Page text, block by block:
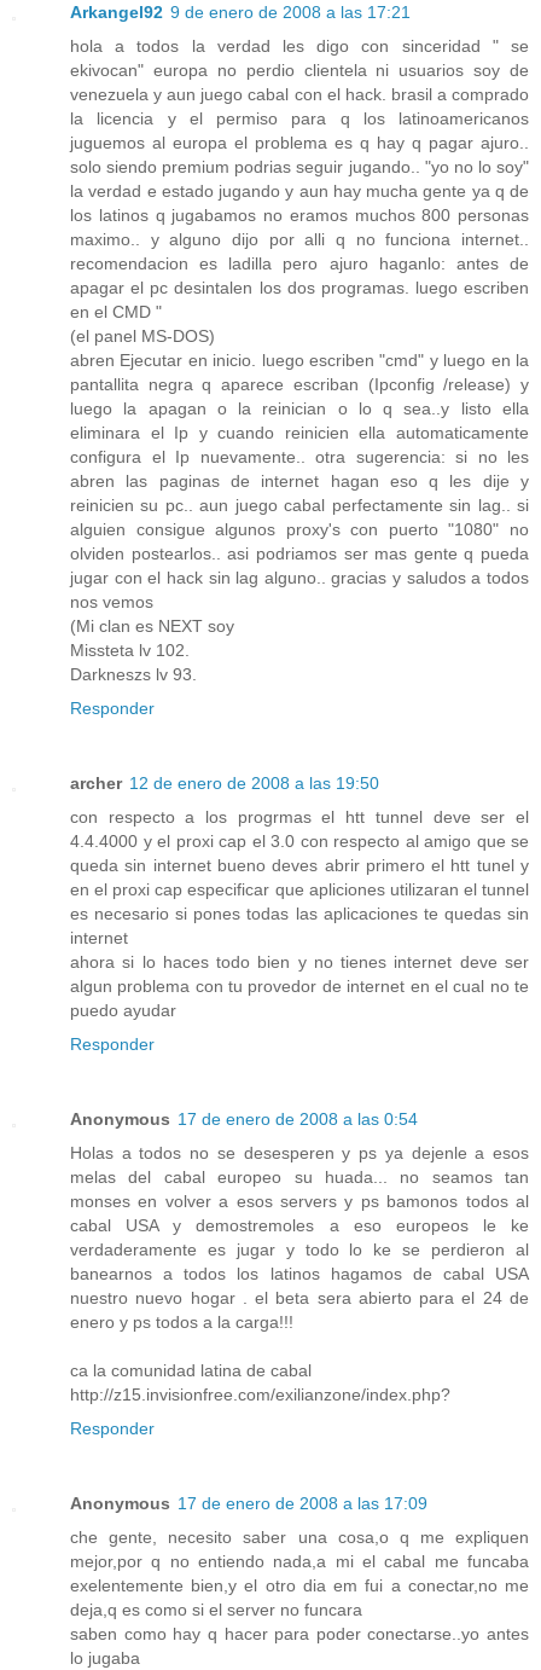
Arkangel92 9 de enero de 2008 a las 17:21
hola a todos la verdad les digo con sinceridad " se
ekivocan" europa no perdio clientela ni usuarios soy de
venezuela y aun juego cabal con el hack. brasil a comprado
la licencia y el permiso para q los latinoamericanos
juguemos al europa el problema es q hay q pagar ajuro..
solo siendo premium podrias seguir jugando.. "yo no lo soy"
la verdad e estado jugando y aun hay mucha gente ya q de
los latinos q jugabamos no eramos muchos 800 personas
maximo.. y alguno dijo por alli q no funciona internet..
recomendacion es ladilla pero ajuro haganlo: antes de
apagar el pc desintalen los dos programas. luego escriben
en el CMD "
(el panel MS-DOS)
abren Ejecutar en inicio. luego escriben "cmd" y luego en la
pantallita negra q aparece escriban (Ipconfig /release) y
luego la apagan o la reinician o lo q sea..y listo ella
eliminara el Ip y cuando reinicien ella automaticamente
configura el Ip nuevamente.. otra sugerencia: si no les
abren las paginas de internet hagan eso q les dije y
reinicien su pc.. aun juego cabal perfectamente sin lag.. si
alguien consigue algunos proxy's con puerto "1080" no
olviden postearlos.. asi podriamos ser mas gente q pueda
jugar con el hack sin lag alguno.. gracias y saludos a todos
nos vemos
(Mi clan es NEXT soy
Missteta lv 102.
Darkneszs lv 93.
Responder
archer 12 de enero de 2008 a las 19:50
con respecto a los progrmas el htt tunnel deve ser el
4.4.4000 y el proxi cap el 3.0 con respecto al amigo que se
queda sin internet bueno deves abrir primero el htt tunel y
en el proxi cap especificar que apliciones utilizaran el tunnel
es necesario si pones todas las aplicaciones te quedas sin
internet
ahora si lo haces todo bien y no tienes internet deve ser
algun problema con tu provedor de internet en el cual no te
puedo ayudar
Responder
Anonymous 17 de enero de 2008 a las 0:54
Holas a todos no se desesperen y ps ya dejenle a esos
melas del cabal europeo su huada... no seamos tan
monses en volver a esos servers y ps bamonos todos al
cabal USA y demostremoles a eso europeos le ke
verdaderamente es jugar y todo lo ke se perdieron al
banearnos a todos los latinos hagamos de cabal USA
nuestro nuevo hogar . el beta sera abierto para el 24 de
enero y ps todos a la carga!!!
ca la comunidad latina de cabal
http://z15.invisionfree.com/exilianzone/index.php?
Responder
Anonymous 17 de enero de 2008 a las 17:09
che gente, necesito saber una cosa,o q me expliquen
mejor,por q no entiendo nada,a mi el cabal me funcaba
exelentemente bien,y el otro dia em fui a conectar,no me
deja,q es como si el server no funcara
saben como hay q hacer para poder conectarse..yo antes
lo jugaba